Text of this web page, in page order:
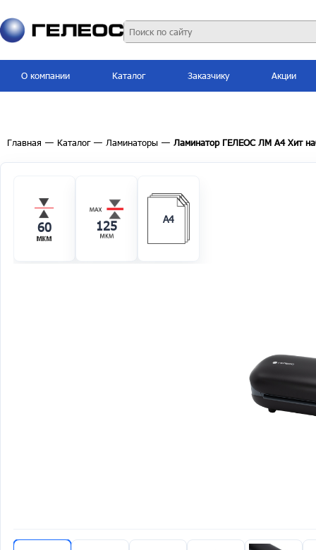
О компании Каталог Заказчику Акции
Главная — Каталог — Ламинаторы — Ламинатор ГЕЛЕОС ЛМ A4 Хит
60 125 A4